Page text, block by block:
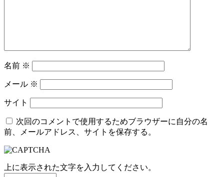
名前 ※
メール ※
サイト
次回のコメントで使用するためブラウザーに自分の名
前、メールアドレス、サイトを保存する。
上に表示された文字を入力してください。